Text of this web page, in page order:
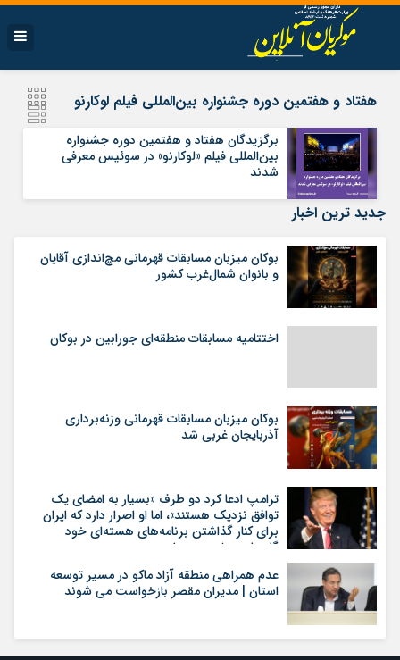
هفتاد و هفتمین دوره جشنواره بین‌المللی فیلم لوکارنو
برگزیدگان هفتاد و هفتمین دوره جشنواره
بین‌المللی فیلم «لوکارنو» در سوئیس معرفی
شدند
جدید ترین اخبار
بوکان میزبان مسابقات قهرمانی مچ‌اندازی آقایان
و بانوان شمال‌غرب کشور
اختتامیه مسابقات منطقه‌ای جورابین در بوکان
بوکان میزبان مسابقات قهرمانی وزنه‌برداری
آذربایجان غربی شد
ترامپ ادعا کرد دو طرف «بسیار به امضای یک
توافق نزدیک هستند»، اما او اصرار دارد که ایران
برای کنار گذاشتن برنامه‌های هسته‌ای خود
گام‌های بیشتری بردارد
عدم همراهی منطقه آزاد ماکو در مسیر توسعه
استان | مدیران مقصر بازخواست می شوند